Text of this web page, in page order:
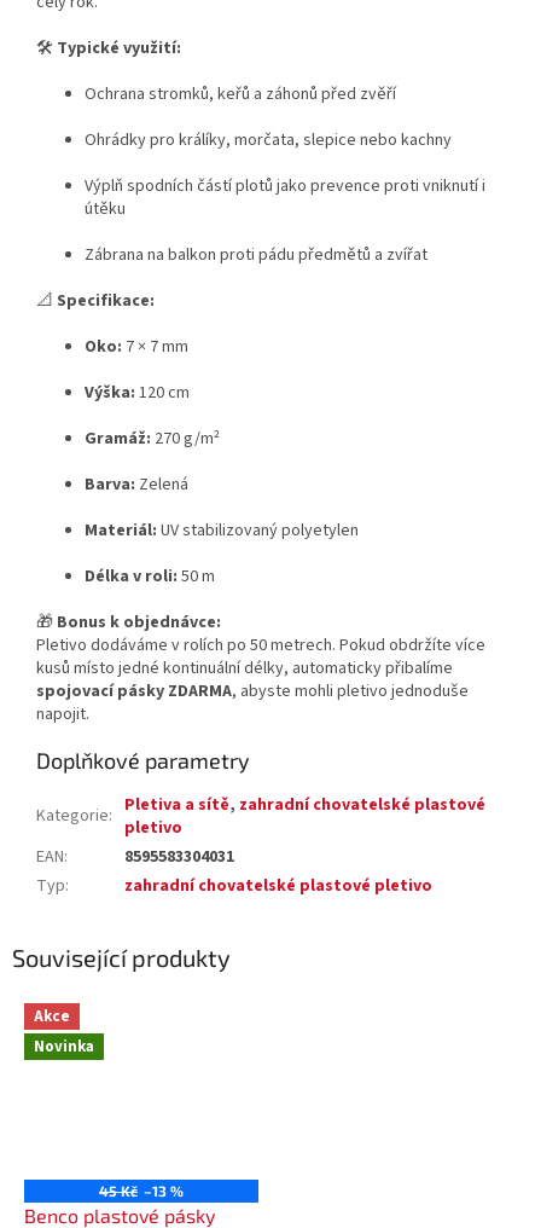
🛠️ Typické využití:
Ochrana stromků, keřů a záhonů před zvěří
Ohrádky pro králíky, morčata, slepice nebo kachny
Výplň spodních částí plotů jako prevence proti vniknutí i
útěku
Zábrana na balkon proti pádu předmětů a zvířat
📐 Specifikace:
Oko: 7 × 7 mm
Výška: 120 cm
Gramáž: 270 g/m²
Barva: Zelená
Materiál: UV stabilizovaný polyetylen
Délka v roli: 50 m
🎁 Bonus k objednávce:
Pletivo dodáváme v rolích po 50 metrech. Pokud obdržíte více
kusů místo jedné kontinuální délky, automaticky přibalíme
spojovací pásky ZDARMA, abyste mohli pletivo jednoduše
napojit.
Doplňkové parametry
Kategorie: Pletiva a sítě, zahradní chovatelské plastové
pletivo
EAN:
8595583304031
Typ: zahradní chovatelské plastové pletivo
Související produkty
Akce
Novinka
45 Kč –13 %
Benco plastové pásky